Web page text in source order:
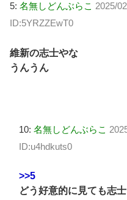
5: 名無しどんぶらこ 2025/
ID:5YRZZEwT0
維新の志士やな
うんうん
10: 名無しどんぶらこ
ID:u4hdkuts0
>>5
どう好意的に見ても志